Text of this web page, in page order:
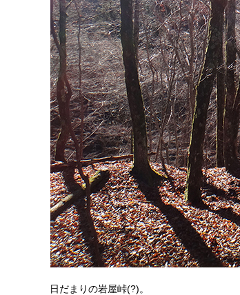
日だまりの岩屋峠(?)。